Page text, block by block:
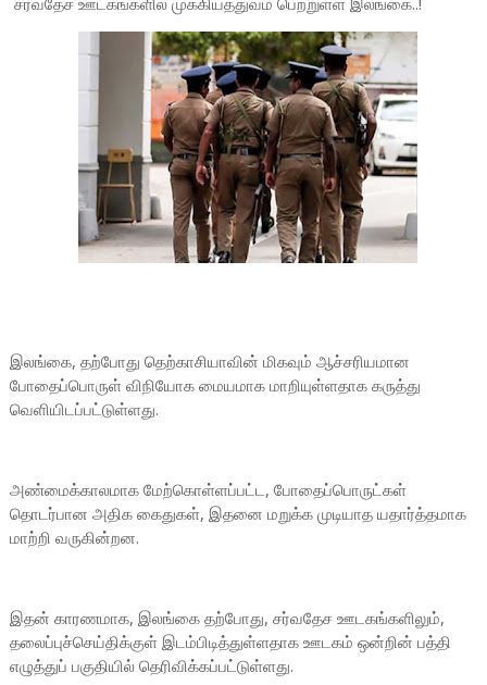
இலங்கை, தற்போது தெற்காசியாவின் மிகவும் ஆச்சரியமான
போதைப்பொருள் விநியோக மையமாக மாறியுள்ளதாக கருத்து
வெளியிடப்பட்டுள்ளது.
அண்மைக்காலமாக மேற்கொள்ளப்பட்ட, போதைப்பொருட்கள்
தொடர்பான அதிக கைதுகள், இதனை மறுக்க முடியாத யதார்த்தமாக
மாற்றி வருகின்றன.
இதன் காரணமாக, இலங்கை தற்போது, சர்வதேச ஊடகங்களிலும்,
தலைப்புச்செய்திக்குள் இடம்பிடித்துள்ளதாக ஊடகம் ஒன்றின் பத்தி
எழுத்துப் பகுதியில் தெரிவிக்கப்பட்டுள்ளது.